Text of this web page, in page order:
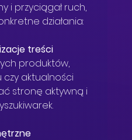
i przyciągał ruch,
działania:
treści
produktów,
aktualności
stronę aktywną i